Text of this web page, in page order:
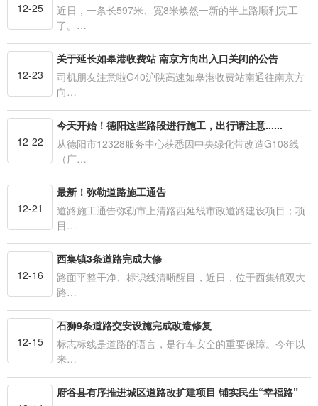
12-25
近日，一条长597米、宽8米焕然一新的半上路顺利完工
了。…
12-23
关于延长如皋港收费站 南京方向出入口关闭的公告
司机朋友注意啦G40沪陕高速如皋港收费站南通往南京方
向…
12-22
今天开始！德阳这些路段进行施工，出行请注意......
从德阳市12328服务中心获悉因中央绿化带改造G108线
（广…
12-21
最新！弥勒道路施工通告
道路施工通告弥勒市上清路西延线市政道路建设项目；项
目…
12-16
西集镇3条道路完成大修
路面平整干净、标识线清晰醒目，近日，位于西集镇双大
路…
12-15
石狮9条道路交安设施完成改造修复
标志标线是道路的语言，是行车安全的重要保障。今年以
来…
府谷县有序推进城区道路改扩建项目 铺实民生“幸福路”